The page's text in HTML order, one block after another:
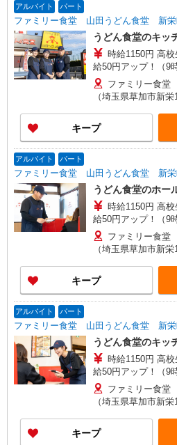
アルバイト パート
ファミリー食堂 山田うどん食堂 新栄
うどん食堂のキッ
時給1150円 高校生／時給1150円 日・祝日は時
給50円アップ！（9
ファミリー食
（埼玉県草加市新栄
キープ
アルバイト パート
ファミリー食堂 山田うどん食堂 新栄
うどん食堂のホー
時給1150円 高校生／時給1150円 日・祝日は時
給50円アップ！（9
ファミリー食
（埼玉県草加市新栄
キープ
アルバイト パート
ファミリー食堂 山田うどん食堂 新栄
うどん食堂のキッ
時給1150円 高校生／時給1150円 日・祝日は時
給50円アップ！（9
ファミリー食
（埼玉県草加市新栄
キープ